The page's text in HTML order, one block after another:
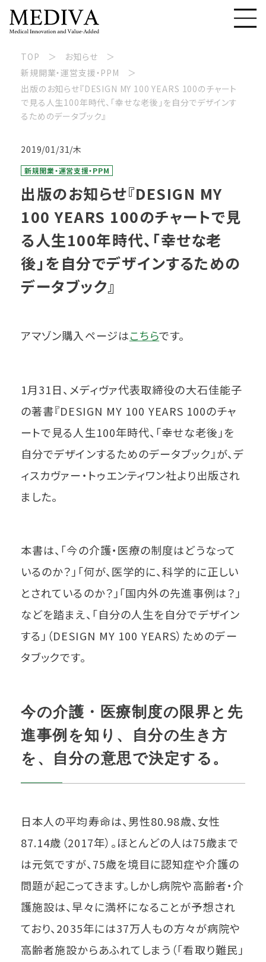
TOP
お知らせ
新規開業・運営支援・PPM
出版のお知らせ『DESIGN MY 100 YEARS 100のチャート
で見る人生100年時代、「幸せな老後」を自分でデザインす
るためのデータブック』
2019/01/31/木
新規開業・運営支援・PPM
出版のお知らせ『DESIGN MY
100 YEARS 100のチャートで見
る人生100年時代、「幸せな老
後」を自分でデザインするための
データブック』
アマゾン購入ページはこちらです。
1月31日、メディヴァ代表取締役の大石佳能子
の著書『DESIGN MY 100 YEARS 100のチャ
ートで見る人生100年時代、「幸せな老後」を
自分でデザインするためのデータブック』が、デ
ィスカヴァー・トゥエンティワン社より出版され
ました。
本書は、「今の介護・医療の制度はどうなって
いるのか？」「何が、医学的に、科学的に正しい
とされているのか？」「国内外の先進事例は？」
などを踏まえ、「自分の人生を自分でデザイン
する」（DESIGN MY 100 YEARS）ためのデー
タブックです。
今の介護・医療制度の限界と先
進事例を知り、自分の生き方
を、自分の意思で決定する。
日本人の平均寿命は、男性80.98歳、女性
87.14歳（2017年）。ほとんどの人は75歳まで
は元気ですが、75歳を境目に認知症や介護の
問題が起こってきます。しかし病院や高齢者・介
護施設は、早々に満杯になることが予想され
ており、2035年には37万人もの方々が病院や
高齢者施設からあふれてしまう（「看取り難民」